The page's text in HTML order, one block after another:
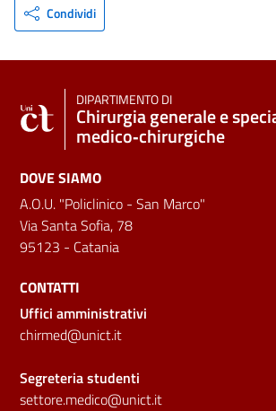
Condividi
DIPARTIMENTO DI
Chirurgia generale e
medico‑chirurgiche
DOVE SIAMO
A.O.U. "Policlinico - San Marco"
Via Santa Sofia, 78
95123 - Catania
CONTATTI
Uffici amministrativi
chirmed@unict.it
Segreteria studenti
settore.medico@unict.it